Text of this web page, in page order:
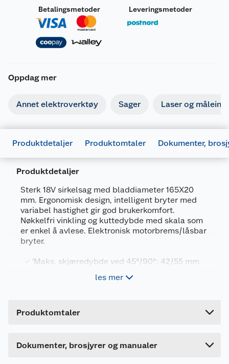
Betalingsmetoder Leveringsmetoder
Oppdag mer
Annet elektroverktøy Sager Laser og
Produktdetaljer Produktomtaler Dokumenter,
Produktdetaljer
Sterk 18V sirkelsag med bladdiameter 165X20
mm. Ergonomisk design, intelligent bryter med
variabel hastighet gir god brukerkomfort.
Nøkkelfri vinkling og kuttedybde med skala som
er enkel å avlese. Elektronisk motorbrems/låsbar
bryter.
'Maks. skjæredybde ved 45°/90°: 42/55 mm
lader kjøpes separat
les mer
Produktomtaler
Dokumenter, brosjyrer og manualer
Artikkelnummer
5035048356210
Leverandørens artikkelnummer
Bruttovekt
Lengde